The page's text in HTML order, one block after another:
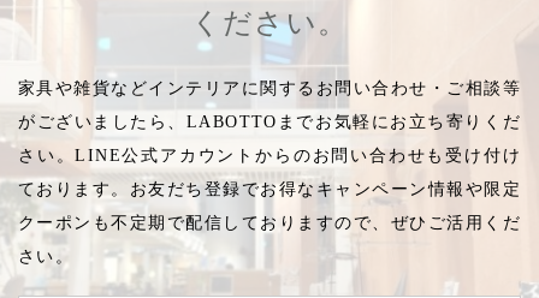
ください。
家具や雑貨などインテリアに関するお問い合わせ・ご相談等
がございましたら、LABOTTOまでお気軽にお立ち寄りくだ
さい。LINE公式アカウントからのお問い合わせも受け付け
ております。お友だち登録でお得なキャンペーン情報や限定
クーポンも不定期で配信しておりますので、ぜひご活用くだ
さい。